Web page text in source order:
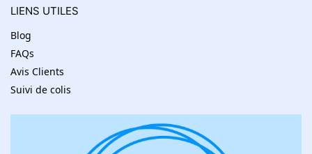
LIENS UTILES
Blog
FAQs
Avis Clients
Suivi de colis